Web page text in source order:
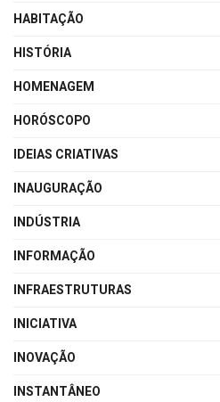
HABITAÇÃO
HISTÓRIA
HOMENAGEM
HORÓSCOPO
IDEIAS CRIATIVAS
INAUGURAÇÃO
INDÚSTRIA
INFORMAÇÃO
INFRAESTRUTURAS
INICIATIVA
INOVAÇÃO
INSTANTÂNEO